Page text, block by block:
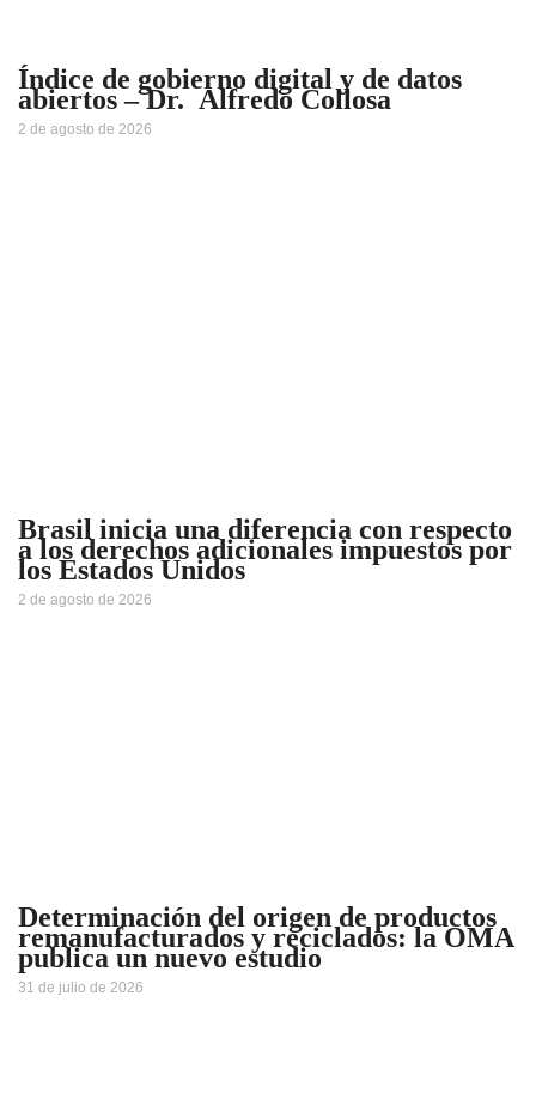
Índice de gobierno digital y de datos
abiertos – Dr. Alfredo Collosa
2 de agosto de 2026
Brasil inicia una diferencia con respecto
a los derechos adicionales impuestos por
los Estados Unidos
2 de agosto de 2026
Determinación del origen de productos
remanufacturados y reciclados: la OMA
publica un nuevo estudio
31 de julio de 2026